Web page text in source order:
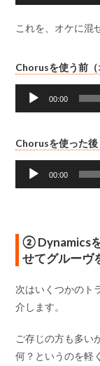
これを、オケに混
Chorusを使う前（
00:00
Chorusを使った後
00:00
② Dynamics
せてグルーヴ
次はいくつかのト
介します。
ご存じの方も多い
何？というのを軽